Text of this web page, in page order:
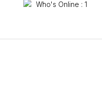
Who's Online : 1